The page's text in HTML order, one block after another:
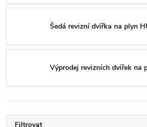
Šedá revizní dvířka na plyn
Výprodej revizních dvířek na
Filtrovat